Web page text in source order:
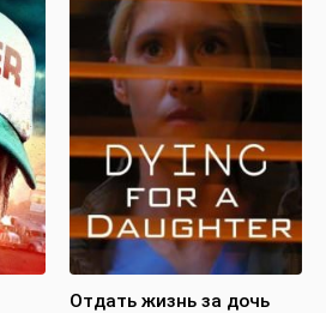
Отдать жизнь за дочь